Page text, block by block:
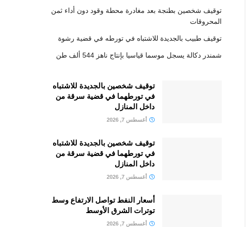
توقيف شخصين بطنجة بعد مغادرة محطة وقود دون أداء ثمن
المحروقات
توقيف طبيب بالجديدة للاشتباه في تورطه في قضية رشوة
شمندر دكالة يسجل موسما قياسيا بإنتاج ناهز 544 ألف طن
توقيف شخصين بالجديدة للاشتباه
في تورطهما في قضية سرقة من
داخل المنازل
أغسطس 7, 2026
توقيف شخصين بالجديدة للاشتباه
في تورطهما في قضية سرقة من
داخل المنازل
أغسطس 7, 2026
أسعار النفط تواصل الارتفاع وسط
توترات الشرق الأوسط
أغسطس 7, 2026